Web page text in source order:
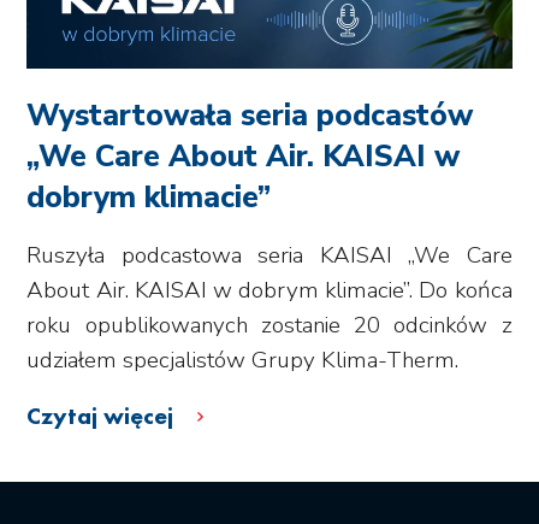
Wystartowała seria podcastów
„We Care About Air. KAISAI w
dobrym klimacie”
Ruszyła podcastowa seria KAISAI „We Care
About Air. KAISAI w dobrym klimacie”. Do końca
roku opublikowanych zostanie 20 odcinków z
udziałem specjalistów Grupy Klima-Therm.
Czytaj więcej